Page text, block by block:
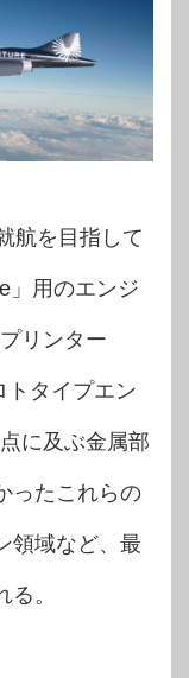
航を目指して
」用のエンジ
リンター
トタイプエン
に及ぶ金属部
ったこれらの
領域など、最
。